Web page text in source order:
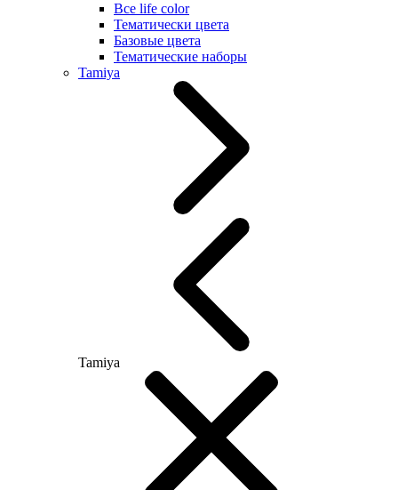
Все life color
Тематически цвета
Базовые цвета
Тематические наборы
Tamiya
Tamiya